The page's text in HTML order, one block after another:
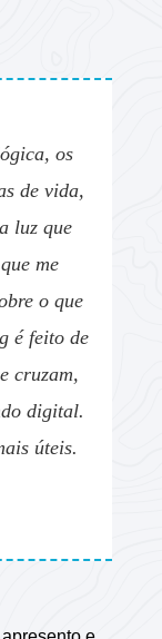
os
de vida,
luz que
me
o que
é feito de
cruzam,
digital.
úteis.